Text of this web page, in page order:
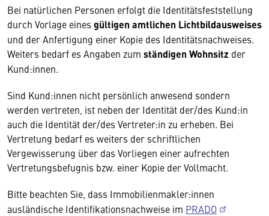
Bei natürlichen Personen erfolgt die Identitätsfeststellung
durch Vorlage eines gültigen amtlichen Lichtbildausweises
und der Anfertigung einer Kopie des Identitätsnachweises.
Weiters bedarf es Angaben zum ständigen Wohnsitz der
Kund:innen.
Sind Kund:innen nicht persönlich anwesend sondern
werden vertreten, ist neben der Identität der/des Kund:in
auch die Identität der/des Vertreter:in zu erheben. Bei
Vertretung bedarf es weiters der schriftlichen
Vergewisserung über das Vorliegen einer aufrechten
Vertretungsbefugnis bzw. einer Kopie der Vollmacht.
Bitte beachten Sie, dass Immobilienmakler:innen
ausländische Identifikationsnachweise im PRADO